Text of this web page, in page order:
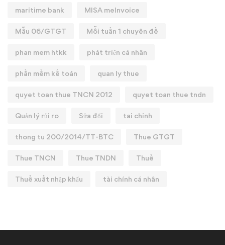
maritime bank MISA meInvoice
Mẫu 06/GTGT Mỗi tuần 1 chuyên đề
phan mem htkk phát triển cá nhân
phần mềm kế toán quan ly thue
quyet toan thue TNCN 2012 quyet toan thue tndn
Quản lý rủi ro Sửa đổi tai chinh
thong tu 200/2014/TT-BTC Thue GTGT
Thue TNCN Thue TNDN Thuế
Thuế xuất nhập khẩu tài chính cá nhân